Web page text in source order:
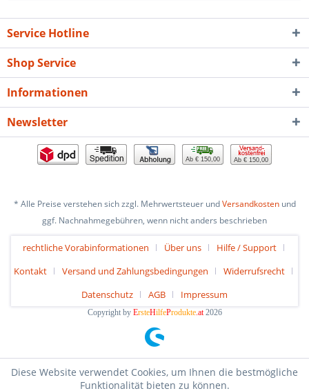
Service Hotline
Shop Service
Informationen
Newsletter
Ab € 150,00 Ab € 150,00
* Alle Preise verstehen sich zzgl. Mehrwertsteuer undVersandkostenund
ggf. Nachnahmegebühren, wenn nicht anders beschrieben
rechtliche Vorabinformationen Über uns
Hilfe / Support
Kontakt
Versand und Zahlungsbedingungen
Widerrufsrecht
Datenschutz
AGB Impressum
Copyright by ErsteHilfeProdukte.at2026
Diese Website verwendet Cookies, um Ihnen die bestmögliche
Funktionalität bieten zu können.